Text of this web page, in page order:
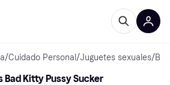
/Cuidado Personal /Juguetes sexuales/
Bad Kitty Pussy Sucker